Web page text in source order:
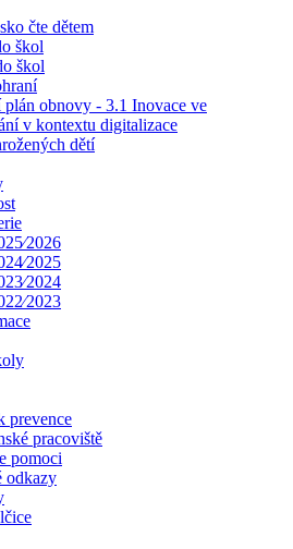
čte dětem
škol
škol
plán obnovy - 3.1 Inovace ve
v kontextu digitalizace
dětí
prevence
pracoviště
pomoci
odkazy